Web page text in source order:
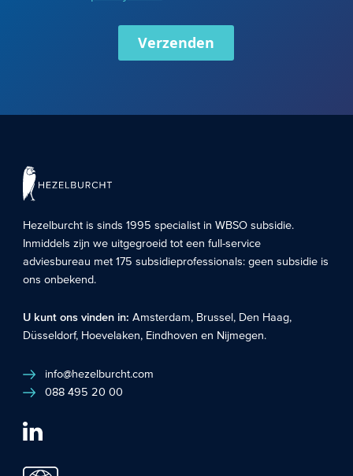
Verzenden
Hezelburcht is sinds 1995 specialist inWBSO subsidie.
Inmiddels zijn we uitgegroeid tot een full-service
adviesbureau met 175 subsidieprofessionals: geen subsidie is
ons onbekend.
U kunt ons vinden in:Amsterdam, Brussel, Den Haag,
Düsseldorf, Hoevelaken, Eindhoven en Nijmegen.
info@hezelburcht.com
088 495 20 00